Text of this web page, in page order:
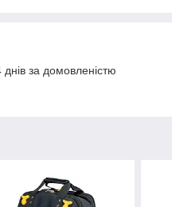
за домовленістю